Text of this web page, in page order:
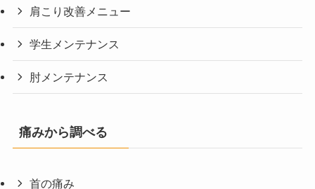
肩こり改善メニュー
学生メンテナンス
肘メンテナンス
痛みから調べる
首の痛み